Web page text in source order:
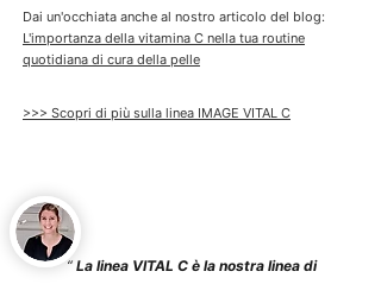
Dai un'occhiata anche al nostro articolo del blog:
L'importanza della vitamina C nella tua routine
quotidiana di cura della pelle
>>> Scopri di più sulla linea IMAGE VITAL C
“ La linea VITAL C è la nostra linea di